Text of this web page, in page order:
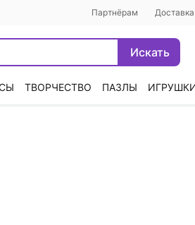
Партнёрам Доставка
Искать
ТВОРЧЕСТВО ПАЗЛЫ